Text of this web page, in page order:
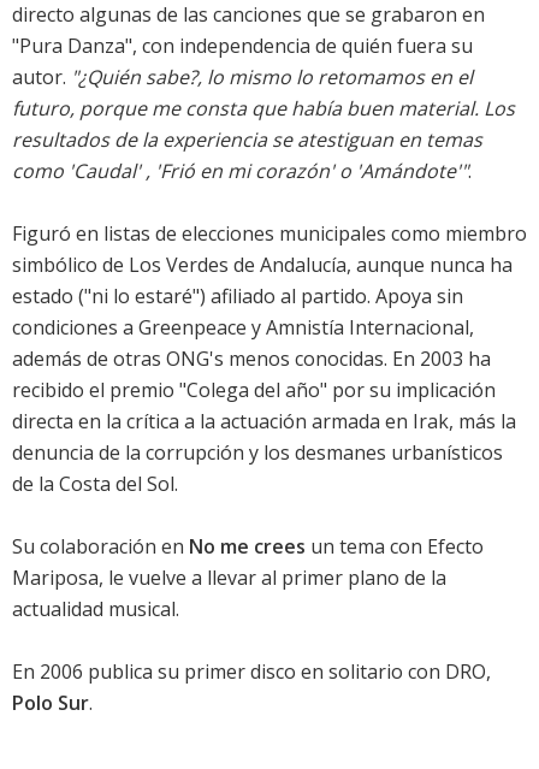
directo algunas de las canciones que se grabaron en
"Pura Danza", con independencia de quién fuera su
autor. "¿Quién sabe?, lo mismo lo retomamos en el
futuro, porque me consta que había buen material. Los
resultados de la experiencia se atestiguan en temas
como 'Caudal' , 'Frió en mi corazón' o 'Amándote'".
Figuró en listas de elecciones municipales como miembro
simbólico de Los Verdes de Andalucía, aunque nunca ha
estado ("ni lo estaré") afiliado al partido. Apoya sin
condiciones a Greenpeace y Amnistía Internacional,
además de otras ONG's menos conocidas. En 2003 ha
recibido el premio "Colega del año" por su implicación
directa en la crítica a la actuación armada en Irak, más la
denuncia de la corrupción y los desmanes urbanísticos
de la Costa del Sol.
Su colaboración en No me crees un tema con Efecto
Mariposa, le vuelve a llevar al primer plano de la
actualidad musical.
En 2006 publica su primer disco en solitario con DRO,
Polo Sur.